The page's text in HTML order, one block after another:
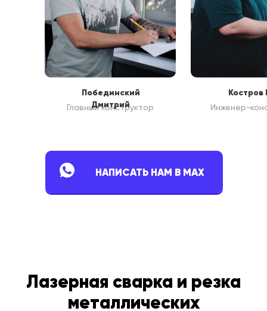
Главный конструктор
Побединский
Дмитрий
Инженер-
Костров
НАПИСАТЬ НАМ В MAX
Лазерная сварка и резка
металлических